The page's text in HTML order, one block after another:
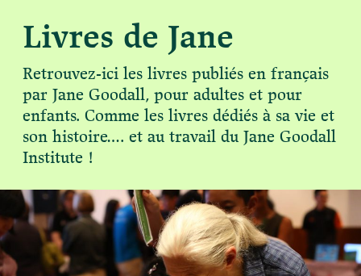
Qui sommes-nous ?
Accueil
Jane Goodall
Le Jane Goodall Institute France
Nos documents
Notre impact
Accueil
Nos actions sur le terrain en France
Nos histoires
Accueil
Les histoires du docteur Jane
Témoignages du terrain
Vies de primates
Accueil
Devenir membre du "Cercle des Amis de Jane"
Faire un don
Livres de Jane
Retrouvez-ici les livres publiés en français
par Jane Goodall, pour adultes et pour
enfants. Comme les livres dédiés à sa vie et
son histoire…. et au travail du Jane Goodall
Institute !